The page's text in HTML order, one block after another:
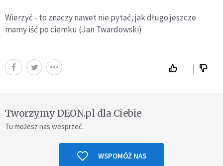
Wierzyć - to znaczy nawet nie pytać, jak długo jeszcze
mamy iść po ciemku (Jan Twardowski)
Tworzymy DEON.pl dla Ciebie
Tu możesz nas wesprzeć.
WSPOMÓŻ NAS